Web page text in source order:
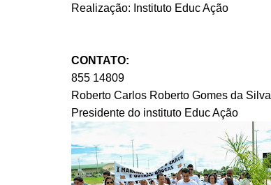
Realização: Instituto Educ Ação
CONTATO:
855 14809
Roberto Carlos Roberto Gomes da Silva
Presidente do instituto Educ Ação